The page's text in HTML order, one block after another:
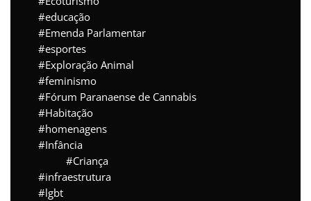
educação
Emenda Parlamentar
esportes
Exploração Animal
feminismo
Fórum Paranaense de Cannabis
Habitação
homenagens
Infância
Criança
infraestrutura
lgbt